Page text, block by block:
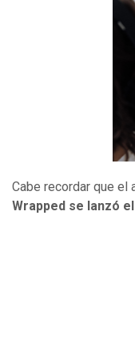
Cabe recordar que el
Wrapped se lanzó